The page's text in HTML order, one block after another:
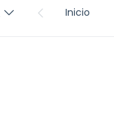
Inicio